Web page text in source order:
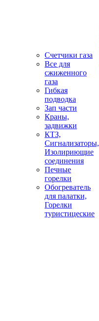
Счетчики газа
Все для
сжиженного
газа
Гибкая
подводка
Зап части
Краны,
задвижки
КТЗ,
Сигнализаторы,
Изолириющие
соединения
Печные
горелки
Обогреватель
для палатки,
Горелки
туристицеские